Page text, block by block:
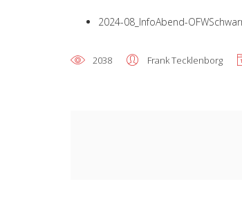
2024-08_InfoAbend-
2038 Frank Tecklenborg